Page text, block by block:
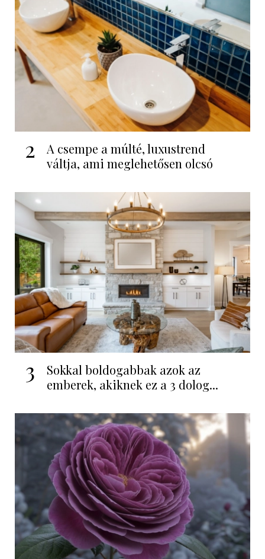
2
A csempe a múlté, luxustrend
váltja, ami meglehetősen olcsó
3
Sokkal boldogabbak azok az
emberek, akiknek ez a 3 dolog...